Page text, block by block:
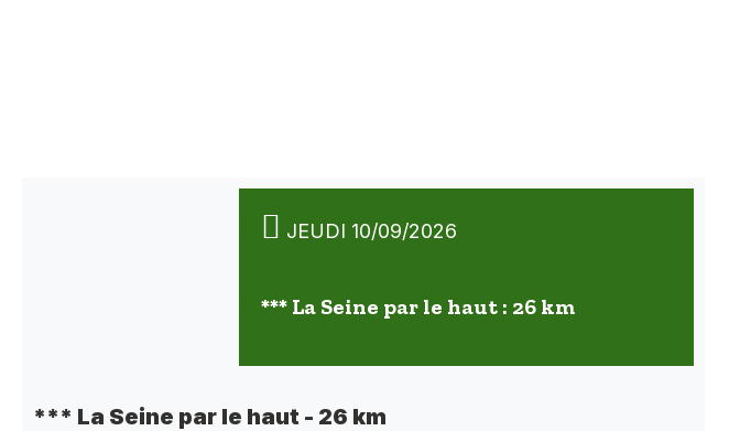
JEUDI 10/09/2026
*** La Seine par le haut : 26 km
*** La Seine par le haut - 26 km